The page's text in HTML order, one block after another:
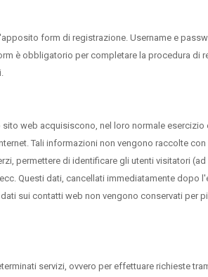
form di registrazione. Username e
è obbligatorio per completare la procedura di
web acquisiscono, nel loro normale
Tali informazioni non vengono raccolte
permettere di identificare gli utenti visitatori
Questi dati, cancellati immediatamente
sui contatti web non vengono conservati per
servizi, ovvero per effettuare richieste